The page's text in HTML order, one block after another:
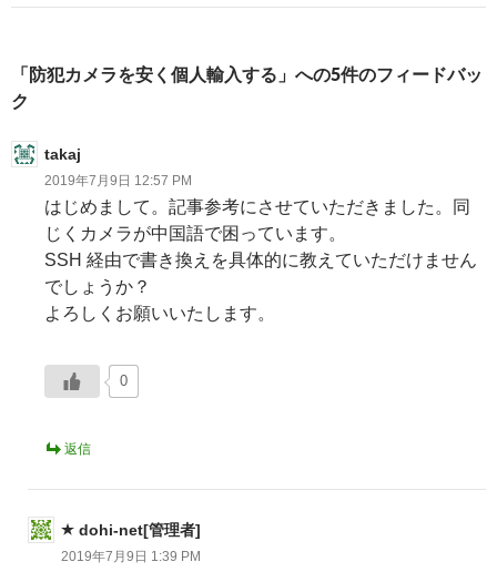
ー
シ
ョ
ン
「防犯カメラを安く個人輸入する」への5件のフィードバッ
ク
takaj
2019年7月9日 12:57 PM
はじめまして。記事参考にさせていただきました。同
じくカメラが中国語で困っています。
SSH 経由で書き換えを具体的に教えていただけません
でしょうか？
よろしくお願いいたします。
0
返信
dohi-net[管理者]
2019年7月9日 1:39 PM